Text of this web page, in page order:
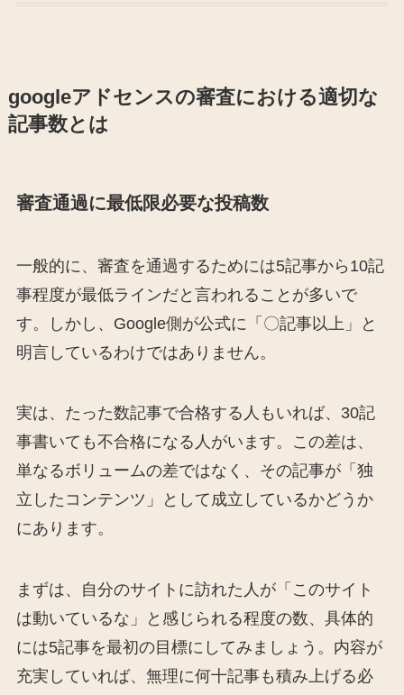
googleアドセンスの審査における適切な
記事数とは
審査通過に最低限必要な投稿数
一般的に、審査を通過するためには5記事から10記
事程度が最低ラインだと言われることが多いで
す。しかし、Google側が公式に「〇記事以上」と
明言しているわけではありません。
実は、たった数記事で合格する人もいれば、30記
事書いても不合格になる人がいます。この差は、
単なるボリュームの差ではなく、その記事が「独
立したコンテンツ」として成立しているかどうか
にあります。
まずは、自分のサイトに訪れた人が「このサイト
は動いているな」と感じられる程度の数、具体的
には5記事を最初の目標にしてみましょう。内容が
充実していれば、無理に何十記事も積み上げる必